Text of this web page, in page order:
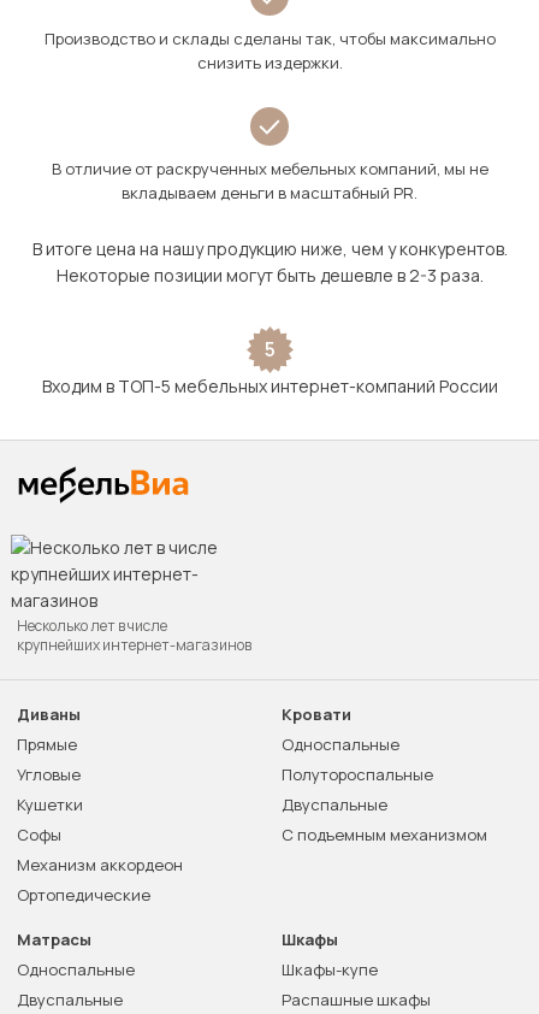
Производство и склады сделаны так, чтобы максимально
снизить издержки.
В отличие от раскрученных мебельных компаний, мы не
вкладываем деньги в масштабный PR.
В итоге цена на нашу продукцию ниже, чем у конкурентов.
Некоторые позиции могут быть дешевле в 2-3 раза.
5
Входим в ТОП-5 мебельных интернет-компаний России
Несколько лет в числе
крупнейших интернет-магазинов
Диваны
Прямые
Угловые
Кушетки
Софы
Механизм аккордеон
Ортопедические
Кровати
Односпальные
Полутороспальные
Двуспальные
С подъемным механизмом
Матрасы
Односпальные
Двуспальные
Шкафы
Шкафы-купе
Распашные шкафы